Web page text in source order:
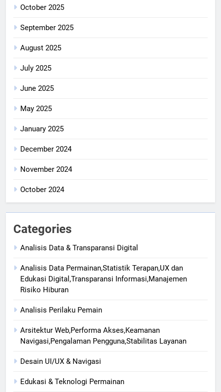
October 2025
September 2025
August 2025
July 2025
June 2025
May 2025
January 2025
December 2024
November 2024
October 2024
Categories
Analisis Data & Transparansi Digital
Analisis Data Permainan,Statistik Terapan,UX dan
Edukasi Digital,Transparansi Informasi,Manajemen
Risiko Hiburan
Analisis Perilaku Pemain
Arsitektur Web,Performa Akses,Keamanan
Navigasi,Pengalaman Pengguna,Stabilitas Layanan
Desain UI/UX & Navigasi
Edukasi & Teknologi Permainan